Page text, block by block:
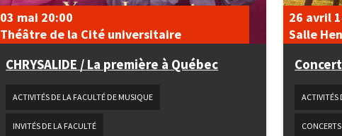
CHRYSALIDE / La première à Québec
03 mai 20:00
Théâtre de la Cité universitaire
ACTIVITÉS DE LA FACULTÉ DE MUSIQUE
INVITÉS DE LA FACULTÉ
26 avril
Salle
ACTIVITÉS